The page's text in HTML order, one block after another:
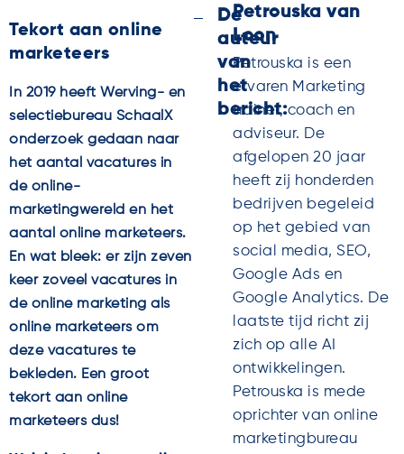
Tekort aan online
marketeers
In 2019 heeft Werving- en
selectiebureau SchaalX
onderzoek gedaan naar
het aantal vacatures in
de online-
marketingwereld en het
aantal online marketeers.
En wat bleek: er zijn zeven
keer zoveel vacatures in
de online marketing als
online marketeers om
deze vacatures te
bekleden. Een groot
tekort aan online
marketeers dus!
De
auteur
van
het
bericht:
Petrouska van
Loon
Petrouska is een
ervaren Marketing
trainer, coach en
adviseur. De
afgelopen 20 jaar
heeft zij honderden
bedrijven begeleid
op het gebied van
social media, SEO,
Google Ads en
Google Analytics. De
laatste tijd richt zij
zich op alle AI
ontwikkelingen.
Petrouska is mede
oprichter van online
marketingbureau